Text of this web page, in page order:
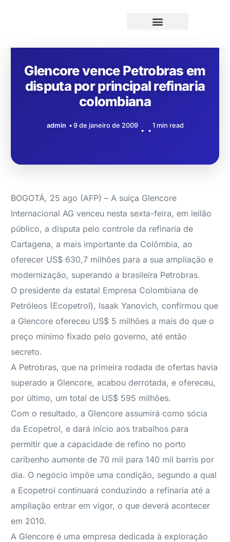
Glencore vence Petrobras em
disputa por principal refinaria
colombiana
admin 9 de janeiro de 2009 1 min read
BOGOTÁ, 25 ago (AFP) – A suíça Glencore
Internacional AG venceu nesta sexta-feira, em leilão
público, a disputa pelo controle da refinaria de
Cartagena, a mais importante da Colômbia, ao
oferecer US$ 630,7 milhões para a sua ampliação e
modernização, superando a brasileira Petrobras.
O presidente da estatal Empresa Colombiana de
Petróleos (Ecopetrol), Isaak Yanovich, confirmou que
a Glencore ofereceu US$ 5 milhões a mais do que o
preço mínimo fixado pelo governo, até então
secreto.
A Petrobras, que na primeira rodada de ofertas havia
superado a Glencore, acabou derrotada, e ofereceu,
por último, um total de US$ 595 milhões.
Com o resultado, a Glencore assumirá como sócia
da Ecopetrol, e dará início aos trabalhos para
permitir que a capacidade de refino no porto
caribenho aumente de 70 mil para 140 mil barris por
dia. O negócio impõe uma condição, segundo a qual
a Ecopetrol continuará conduzindo a refinaria até a
ampliação entrar em vigor, o que deverá acontecer
em 2010.
A Glencore é uma empresa dedicada à exploração